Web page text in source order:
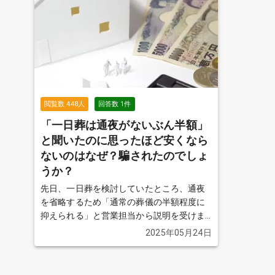
てあげたいというのが、母の要望です。 た
だ、費用的には精神的には2日間葬儀をする
のはちょっと...という感じなので、一日葬
（通夜なしの葬儀）を考えています。 親戚
や本当に親しい人も合わせて20名はいかな
いと思うのですが、通夜をしないと失礼に
なっていまうのでしょうか？続きを見る
閲覧数448人 回答数 1件
「一日葬は通夜がないぶん半額」
と聞いたのに思ったほど安くなら
ないのはなぜ？騙されたのでしょ
うか？
先日、一日葬を検討していたところ、通夜
を省略するため「通常の葬儀の半額程度に
抑えられる」と営業担当から説明を受けま
した。しかし実際に見積もりを取ってみる
2025年05月24日